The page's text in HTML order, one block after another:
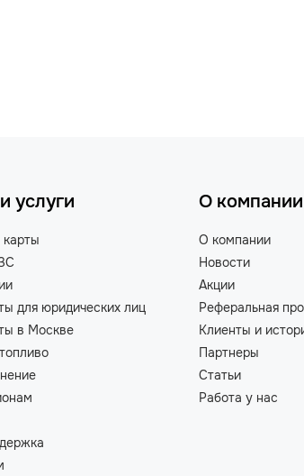
услуги
для юридических лиц
в Москве
О компании
О компании
Новости
Акции
Реферальная
Клиенты и
Партнеры
Статьи
Работа у нас